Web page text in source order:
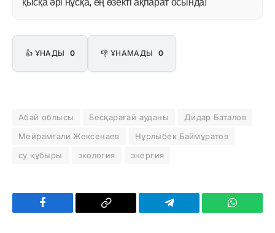
қысқа әрі нұсқа, ең өзекті ақпарат осында!
👍 ҰНАДЫ 0 👎 ҰНАМАДЫ 0
Абай облысы Бесқарағай ауданы
Дидар Баталов
Мейрамғали Жексенаев
Нұрлыбек Баймұратов
су құбыры
экология энергия
Facebook
Copy
Telegram